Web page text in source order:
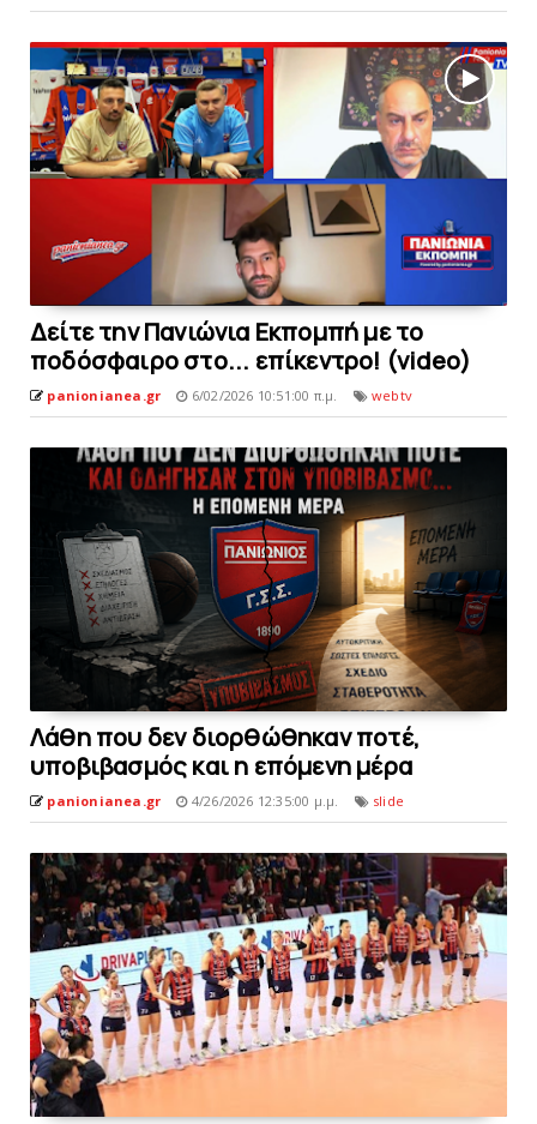
Δείτε την Πανιώνια Εκπομπή με το
ποδόσφαιρο στο... επίκεντρο! (video)
panionianea.gr 6/02/2026 10:51:00 π.μ. webtv
Λάθη που δεν διορθώθηκαν πoτέ,
υποβιβασμός και η επόμενη μέρα
panionianea.gr 4/26/2026 12:35:00 μ.μ. slide